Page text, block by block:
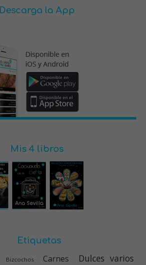
Descarga la App
Mis 4 libros
Etiquetas
Bizcochos Carnes Dulces varios